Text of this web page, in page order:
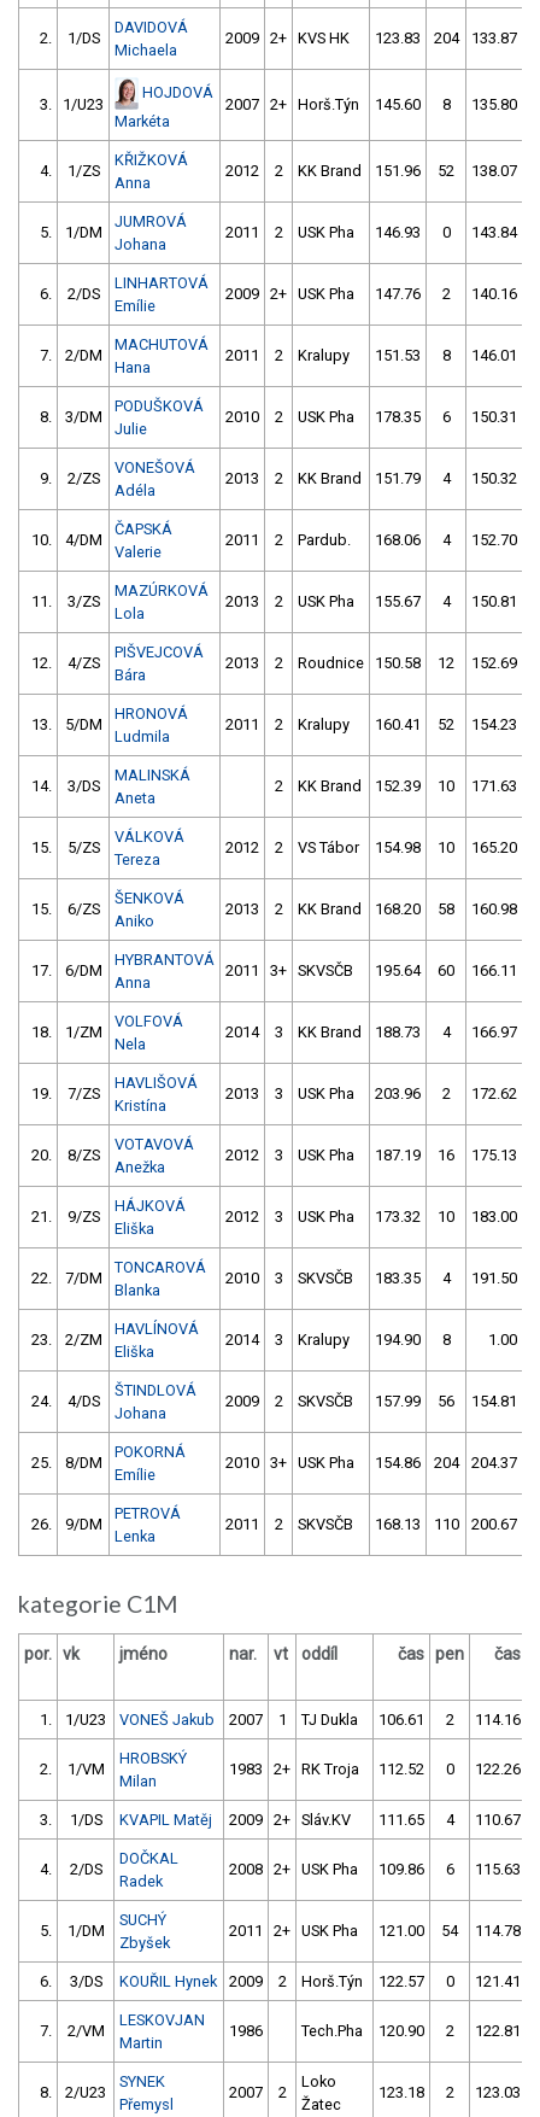
2. 1/DS
DAVIDOVÁ
Michaela
2009 2+ KVS HK 123.83 204 133.87
3. 1/U23
HOJDOVÁ
Markéta
2007 2+ Horš.Týn 145.60 8 135.80
4. 1/ZS
KŘIŽKOVÁ
Anna
2012 2 KK Brand 151.96 52 138.07
5. 1/DM
JUMROVÁ
Johana
2011 2 USK Pha 146.93 0 143.84
6. 2/DS
LINHARTOVÁ
Emílie
2009 2+ USK Pha 147.76 2 140.16
7. 2/DM
MACHUTOVÁ
Hana
2011 2 Kralupy 151.53 8 146.01
8. 3/DM
PODUŠKOVÁ
Julie
2010 2 USK Pha 178.35 6 150.31
9. 2/ZS
VONEŠOVÁ
Adéla
2013 2 KK Brand 151.79 4 150.32
10. 4/DM
ČAPSKÁ
Valerie
2011 2 Pardub. 168.06 4 152.70
11. 3/ZS
MAZÚRKOVÁ
Lola
2013 2 USK Pha 155.67 4 150.81
12. 4/ZS
PIŠVEJCOVÁ
Bára
2013 2 Roudnice 150.58 12 152.69
13. 5/DM
HRONOVÁ
Ludmila
2011 2 Kralupy 160.41 52 154.23
14. 3/DS
MALINSKÁ
Aneta
2 KK Brand 152.39 10 171.63
15. 5/ZS
VÁLKOVÁ
Tereza
2012 2 VS Tábor 154.98 10 165.20
15. 6/ZS
ŠENKOVÁ
Aniko
2013 2 KK Brand 168.20 58 160.98
17. 6/DM
HYBRANTOVÁ
Anna
2011 3+ SKVSČB 195.64 60 166.11
18. 1/ZM
VOLFOVÁ
Nela
2014 3 KK Brand 188.73 4 166.97
19. 7/ZS
HAVLIŠOVÁ
Kristína
2013 3 USK Pha 203.96 2 172.62
20. 8/ZS
VOTAVOVÁ
Anežka
2012 3 USK Pha 187.19 16 175.13
21. 9/ZS
HÁJKOVÁ
Eliška
2012 3 USK Pha 173.32 10 183.00
22. 7/DM
TONCAROVÁ
Blanka
2010 3 SKVSČB 183.35 4 191.50
23. 2/ZM
HAVLÍNOVÁ
Eliška
2014 3 Kralupy 194.90 8 1.00
24. 4/DS
ŠTINDLOVÁ
Johana
2009 2 SKVSČB 157.99 56 154.81
25. 8/DM
POKORNÁ
Emílie
2010 3+ USK Pha 154.86 204 204.37
26. 9/DM
PETROVÁ
Lenka
2011 2 SKVSČB 168.13 110 200.67
kategorie C1M
por. vk jméno nar. vt oddíl čas pen čas
1. 1/U23 VONEŠ Jakub 2007 1 TJ Dukla 106.61 2 114.16
2. 1/VM
HROBSKÝ
Milan
1983 2+ RK Troja 112.52 0 122.26
3. 1/DS KVAPIL Matěj 2009 2+ Sláv.KV 111.65 4 110.67
4. 2/DS
DOČKAL
Radek
2008 2+ USK Pha 109.86 6 115.63
5. 1/DM
SUCHÝ
Zbyšek
2011 2+ USK Pha 121.00 54 114.78
6. 3/DS KOUŘIL Hynek 2009 2 Horš.Týn 122.57 0 121.41
7. 2/VM
LESKOVJAN
Martin
1986 Tech.Pha 120.90 2 122.81
8. 2/U23
SYNEK
Přemysl
2007 2
Loko
Žatec
123.18 2 123.03